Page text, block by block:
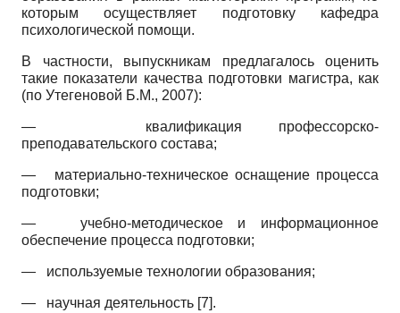
которым осуществляет подготовку кафедра
психологической помощи.
В частности, выпускникам предлагалось оценить
такие показатели качества подготовки магистра, как
(по Утегеновой Б.М., 2007):
— квалификация профессорско-
преподавательского состава;
— материально-техническое оснащение процесса
подготовки;
— учебно-методическое и информационное
обеспечение процесса подготовки;
— используемые технологии образования;
— научная деятельность [7].